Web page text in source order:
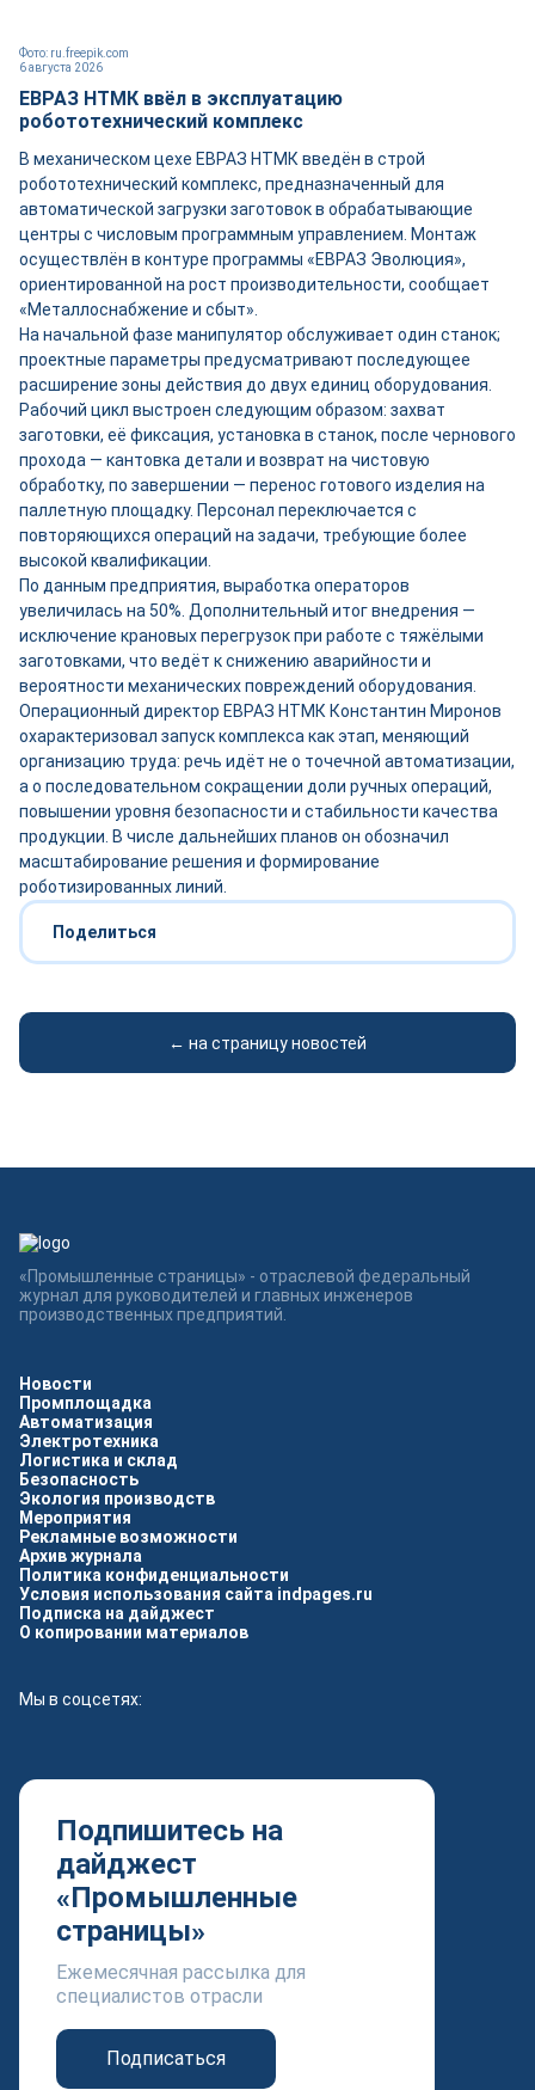
6 августа 2026
Фото: ru.freepik.com
ЕВРАЗ НТМК ввёл в эксплуатацию
робототехнический комплекс
В механическом цехе ЕВРАЗ НТМК введён в строй
робототехнический комплекс, предназначенный для
автоматической загрузки заготовок в обрабатывающие
центры с числовым программным управлением. Монтаж
осуществлён в контуре программы «ЕВРАЗ Эволюция»,
ориентированной на рост производительности, сообщает
«Металлоснабжение и сбыт».
На начальной фазе манипулятор обслуживает один станок;
проектные параметры предусматривают последующее
расширение зоны действия до двух единиц оборудования.
Рабочий цикл выстроен следующим образом: захват
заготовки, её фиксация, установка в станок, после чернового
прохода — кантовка детали и возврат на чистовую
обработку, по завершении — перенос готового изделия на
паллетную площадку. Персонал переключается с
повторяющихся операций на задачи, требующие более
высокой квалификации.
По данным предприятия, выработка операторов
увеличилась на 50%. Дополнительный итог внедрения —
исключение крановых перегрузок при работе с тяжёлыми
заготовками, что ведёт к снижению аварийности и
вероятности механических повреждений оборудования.
Операционный директор ЕВРАЗ НТМК Константин Миронов
охарактеризовал запуск комплекса как этап, меняющий
организацию труда: речь идёт не о точечной автоматизации,
а о последовательном сокращении доли ручных операций,
повышении уровня безопасности и стабильности качества
продукции. В числе дальнейших планов он обозначил
масштабирование решения и формирование
роботизированных линий.
Поделиться
← на страницу новостей
Новости
Промплощадка
Автоматизация
Электротехника
Логистика и склад
Безопасность
Экология производств
Мероприятия
Рекламные возможности
Архив журнала
Политика конфиденциальности
Условия использования сайта indpages.ru
Подписка на дайджест
О копировании материалов
Мы в соцсетях:
Подпишитесь на
дайджест
«Промышленные
страницы»
Ежемесячная рассылка для
специалистов отрасли
Подписаться
«Промышленные страницы» - отраслевой федеральный
журнал для руководителей и главных инженеров
производственных предприятий.